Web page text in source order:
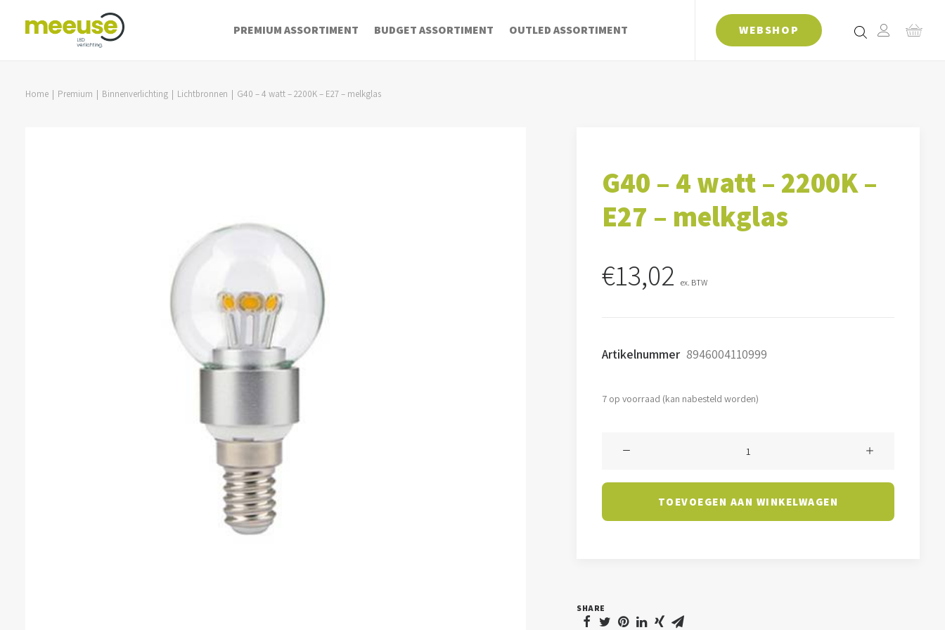
PREMIUM ASSORTIMENT BUDGET ASSORTIMENT OUTLED ASSORTIMENT WEBSHOP
Home Premium Binnenverlichting Lichtbronnen G40 – 4 watt – 2200K – E27 – melkglas
G40 – 4 watt – 2200K –
E27 – melkglas
€13,02 ex. BTW
Artikelnummer 8946004110999
7 op voorraad (kan nabesteld worden)
4
-
TOEVOEGEN AAN WINKELWAGEN
SHARE